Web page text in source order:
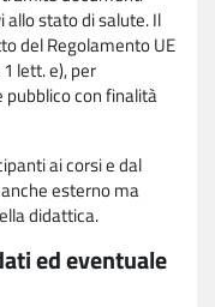
stato di salute. Il
del Regolamento UE
lett. e), per
pubblico con finalità
ai corsi e dal
esterno ma
didattica.
ed eventuale